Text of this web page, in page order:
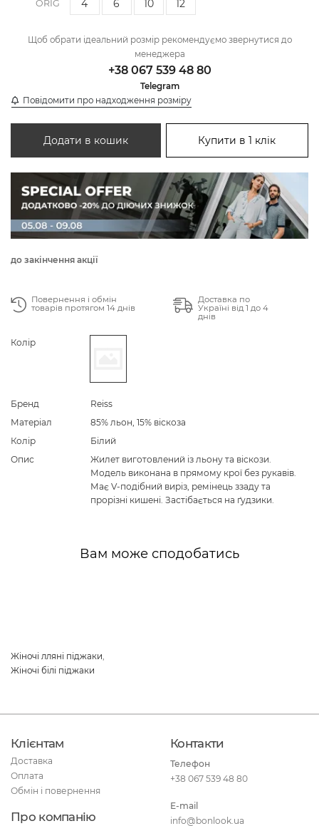
ORIG
4
6
10
12
Щоб обрати ідеальний розмір рекомендуємо звернутися до
менеджера
+38 067 539 48 80
Telegram
Повідомити про надходження розміру
Додати в кошик Купити в 1 клік
до закінчення акції
Повернення і обмін
товарів протягом 14 днів
Доставка по
Україні від 1 до 4
днів
Колір
Бренд
Reiss
Матеріал
85% льон, 15% віскоза
Колір
Білий
Опис
Жилет виготовлений із льону та віскози.
Модель виконана в прямому крої без рукавів.
Має V-подібний виріз, ремінець ззаду та
прорізні кишені. Застібається на ґудзики.
Вам може сподобатись
Жіночі лляні піджаки,
Жіночі білі піджаки
Клієнтам
Доставка
Оплата
Обмін і повернення
Про компанію
Контакти
Телефон
+38 067 539 48 80
E-mail
info@bonlook.ua